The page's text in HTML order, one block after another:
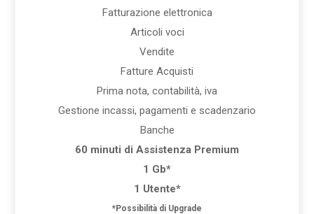
Fatturazione elettronica
Articoli voci
Vendite
Fatture Acquisti
Prima nota, contabilità, iva
Gestione incassi, pagamenti e scadenzario
Banche
60 minuti di Assistenza Premium
1 Gb*
1 Utente*
*Possibilità di Upgrade